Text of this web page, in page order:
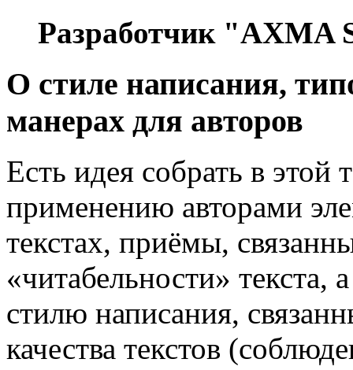
Разработчик "AXMA
О стиле написания,
манерах для авторов
Есть идея собрать в этой
применению авторами
текстах, приёмы,
«читабельности» текста,
стилю написания,
качества текстов